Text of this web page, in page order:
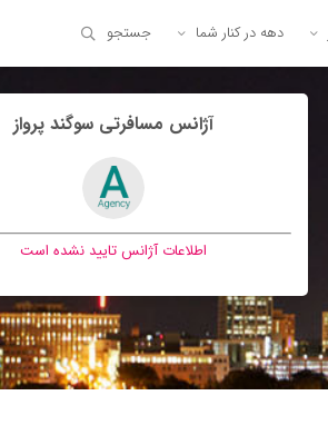
دهه در کنار شما جستجو
آژانس مسافرتی سوگند پرواز
اطلاعات آژانس تایید نشده است